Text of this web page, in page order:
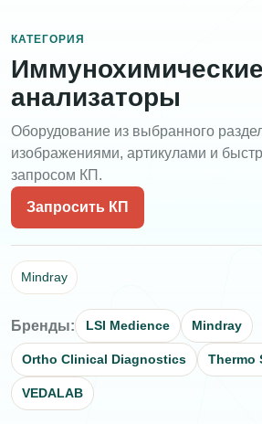
КАТЕГОРИЯ
Иммунохимические
анализаторы
Оборудование из выбранного
изображениями, артикулами и
запросом КП.
Запросить КП
Mindray
Бренды: LSI Medience Mindray
Ortho Clinical Diagnostics Thermo
VEDALAB